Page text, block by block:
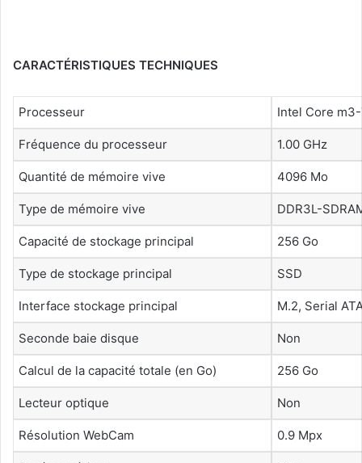
CARACTÉRISTIQUES TECHNIQUES
Processeur Intel Core
Fréquence du processeur 1.00 GHz
Quantité de mémoire vive 4096 Mo
Type de mémoire vive DDR3L-
Capacité de stockage principal 256 Go
Type de stockage principal SSD
Interface stockage principal M.2, Serial
Seconde baie disque Non
Calcul de la capacité totale (en Go) 256 Go
Lecteur optique Non
Résolution WebCam 0.9 Mpx